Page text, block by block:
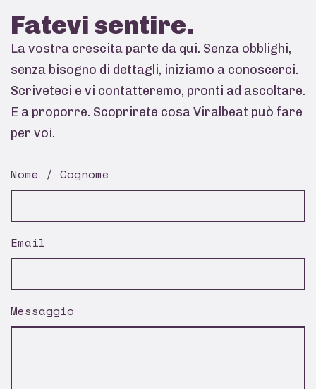
Fatevi sentire.
La vostra crescita parte da qui. Senza obblighi,
senza bisogno di dettagli, iniziamo a conoscerci.
Scriveteci e vi contatteremo, pronti ad ascoltare.
E a proporre. Scoprirete cosa Viralbeat può fare
per voi.
Nome / Cognome
Email
Messaggio